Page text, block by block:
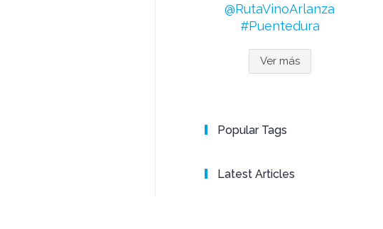
@RutaVinoArlanza
#Puentedura
Ver más
Popular Tags
Latest Articles